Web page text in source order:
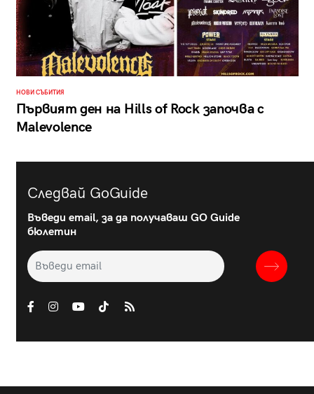
НОВИ СЪБИТИЯ
Първият ден на Hills of Rock започва с
Malevolence
Следвай GoGuide
Въведи email, за да получаваш GO Guide
бюлетин